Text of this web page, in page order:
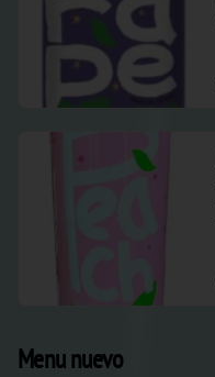
Menu nuevo